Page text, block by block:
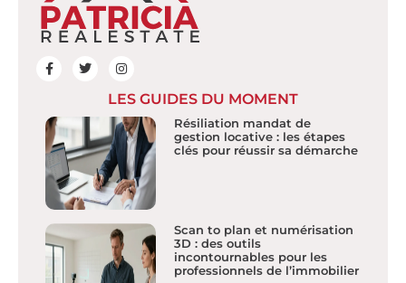
LES GUIDES DU MOMENT
Résiliation mandat de
gestion locative : les étapes
clés pour réussir sa démarche
Scan to plan et numérisation
3D : des outils
incontournables pour les
professionnels de l’immobilier